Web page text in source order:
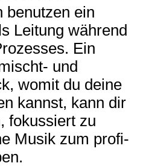
benutzen ein
Leitung während
Ein
und
womit du deine
kannst, kann dir
fokussiert zu
Musik zum profi-